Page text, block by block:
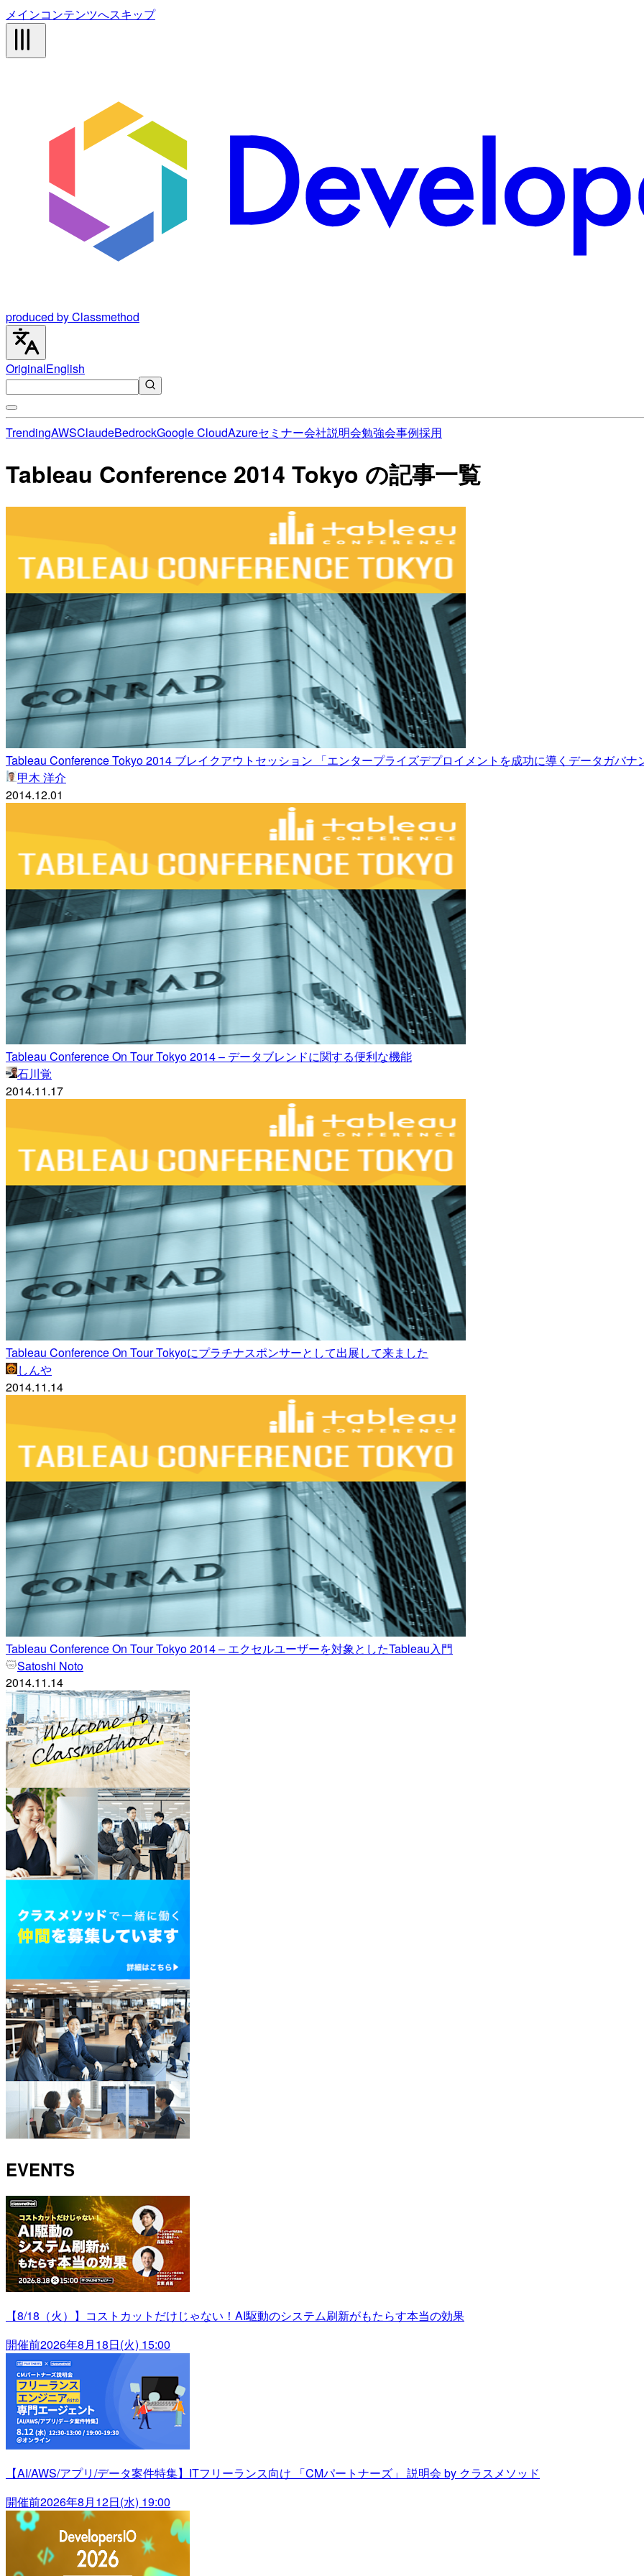
メインコンテンツへスキップ
produced by Classmethod
OriginalEnglish
TrendingAWSClaudeBedrockGoogle CloudAzureセミナー会社説明会勉強会事例採用
Tableau Conference 2014 Tokyo の記事一覧
Tableau Conference Tokyo 2014 ブレイクアウトセッション 「エンタープライズデプロイメントを成功に導くデータガバナ
甲木 洋介
2014.12.01
Tableau Conference On Tour Tokyo 2014 – データブレンドに関する便利な機能
石川覚
2014.11.17
Tableau Conference On Tour Tokyoにプラチナスポンサーとして出展して来ました
しんや
2014.11.14
Tableau Conference On Tour Tokyo 2014 – エクセルユーザーを対象としたTableau入門
Satoshi Noto
2014.11.14
EVENTS
【8/18（火）】コストカットだけじゃない！AI駆動のシステム刷新がもたらす本当の効果
開催前2026年8月18日(火) 15:00
【AI/AWS/アプリ/データ案件特集】ITフリーランス向け 「CMパートナーズ」 説明会 by クラスメソッド
開催前2026年8月12日(水) 19:00